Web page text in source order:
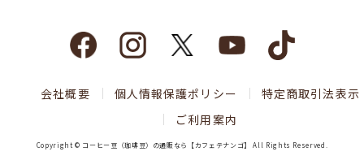
会社概要 個人情報保護ポリシー
特定商取引法表示
ご利用案内
Copyright © コーヒー豆（珈琲豆）の通販なら【カフェテナンゴ】 All Rights Reserved.